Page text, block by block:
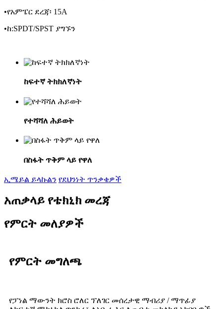
•የአምፔር ደረጃ፡ 15A
•ከ:SPDT/SPST ያግኙን
ከፍተኛ ትክክለኛነት
የተሻሻለ ሕይወት
በስፋት ጥቅም ላይ የዋለ
ኢሜይል ይላኩልን የደህንነት ጥንቃቄዎች
አጠቃላይ የቴክኒክ መረጃ
የምርት መለያዎች
የምርት መግለጫ
የፓነል ማውንት ክሮስ ሮለር ፕለገር መሰረታዊ ማብሪያ / ማጥፊያ